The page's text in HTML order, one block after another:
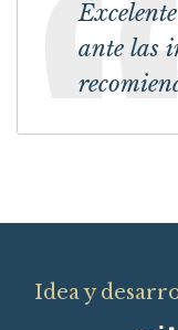
ante las
Idea y